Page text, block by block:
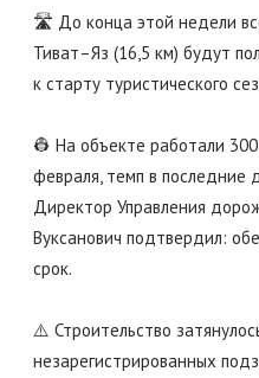
🛣️ До конца этой недели
Тиват–Яз (16,5 км) будут
к старту туристического
👷 На объекте работали
февраля, темп в последние
Директор Управления
Вуксанович подтвердил:
срок.
⚠️ Строительство
незарегистрированных